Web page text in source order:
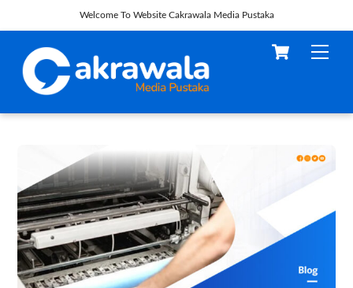
Welcome To Website Cakrawala Media Pustaka
content
Cart